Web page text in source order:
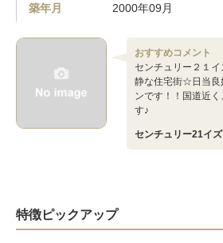
築年月
2000年09月
おすすめコメント
センチュリー２１
静な住宅街☆日当良
ンです！！国道近
す♪
センチュリー21イズ
特徴ピックアップ